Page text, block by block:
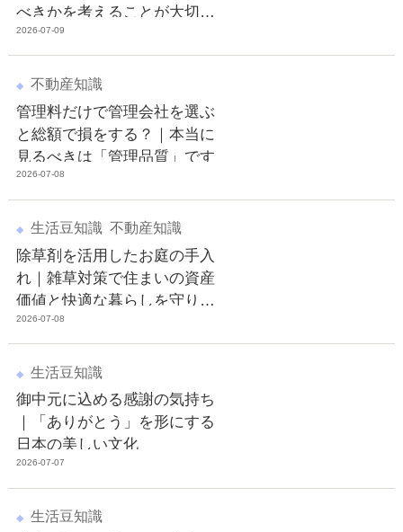
べきかを考えることが大切で
す
2026-07-09
不動産知識
管理料だけで管理会社を選ぶ
と総額で損をする？｜本当に
見るべきは「管理品質」です
2026-07-08
生活豆知識 不動産知識
除草剤を活用したお庭の手入
れ｜雑草対策で住まいの資産
価値と快適な暮らしを守りま
しょう
2026-07-08
生活豆知識
御中元に込める感謝の気持ち
｜「ありがとう」を形にする
日本の美しい文化
2026-07-07
生活豆知識